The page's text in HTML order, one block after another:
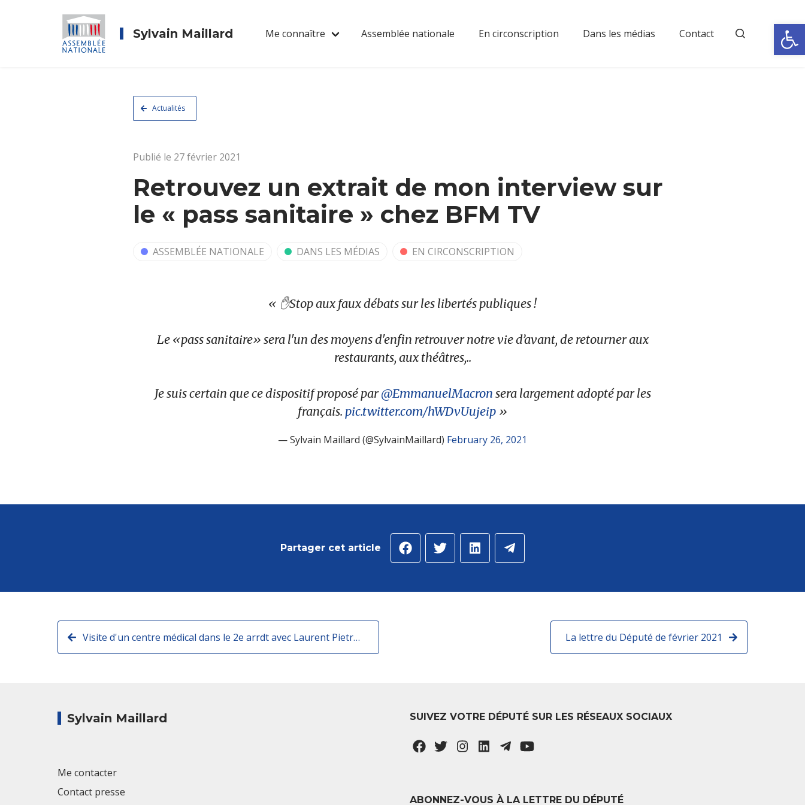
Ouvrir
Sylvain Maillard Me connaître Assemblée nationale En circonscription Dans les médias Contact
Actualités
Publié le 27 février 2021
Retrouvez un extrait de mon interview sur
le « pass sanitaire » chez BFM TV
ASSEMBLÉE NATIONALE DANS LES MÉDIAS EN CIRCONSCRIPTION
✋Stop aux faux débats sur les libertés publiques !
Le «pass sanitaire» sera l'un des moyens d'enfin retrouver notre vie d’avant, de retourner aux
restaurants, aux théâtres,..
Je suis certain que ce dispositif proposé par@EmmanuelMacron sera largement adopté par les
français. pic.twitter.com/hWDvUujeip
— Sylvain Maillard (@SylvainMaillard) February 26, 2021
Partager cet article
Visite d'un centre médical dans le 2e arrdt avec Laurent Pietraszewski La lettre du Député de février 2021
Sylvain Maillard
Me contacter
Contact presse
SUIVEZ VOTRE DÉPUTÉ SUR LES RÉSEAUX SOCIAUX
ABONNEZ-VOUS À LA LETTRE DU DÉPUTÉ